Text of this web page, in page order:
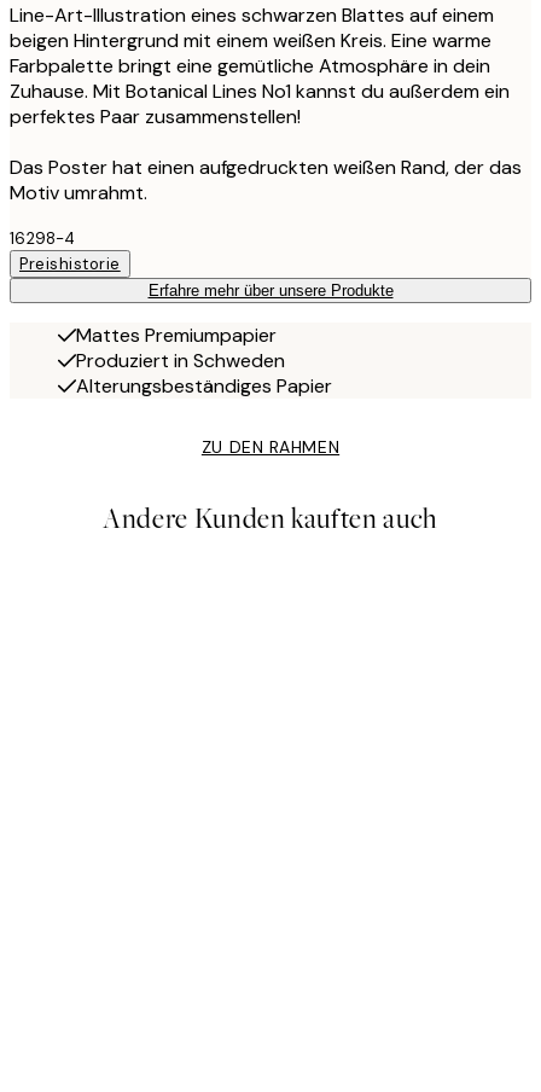
Line-Art-Illustration eines schwarzen Blattes auf einem
beigen Hintergrund mit einem weißen Kreis. Eine warme
Farbpalette bringt eine gemütliche Atmosphäre in dein
Zuhause. Mit Botanical Lines No1 kannst du außerdem ein
perfektes Paar zusammenstellen!
Das Poster hat einen aufgedruckten weißen Rand, der das
Motiv umrahmt.
16298-4
Preishistorie
Erfahre mehr über unsere Produkte
Mattes Premiumpapier
Produziert in Schweden
Alterungsbeständiges Papier
ZU DEN RAHMEN
Andere Kunden kauften auch